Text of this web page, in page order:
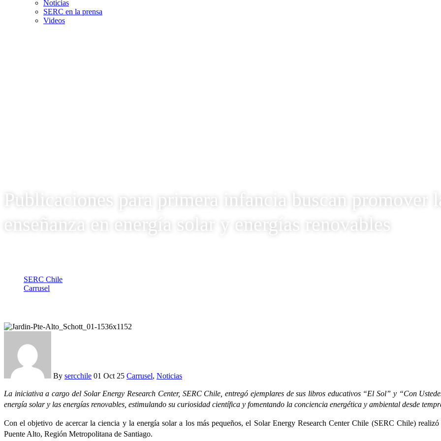
Noticias
SERC en la prensa
Videos
Publicaciones para primera infancia buscan promover
enseñanza en energía solar y energías renovables
SERC Chile
Carrusel
By sercchile 01 Oct 25 Carrusel, Noticias
La iniciativa a cargo del Solar Energy Research Center, SERC Chile, entregó ejemplares de sus libros educativos “El Sol” y “Con
energía solar y las energías renovables, estimulando su curiosidad científica y fomentando la conciencia energética y ambiental desde
Con el objetivo de acercar la ciencia y la energía solar a los más pequeños, el Solar Energy Research Center Chile (SERC Chile)
Puente Alto, Región Metropolitana de Santiago.